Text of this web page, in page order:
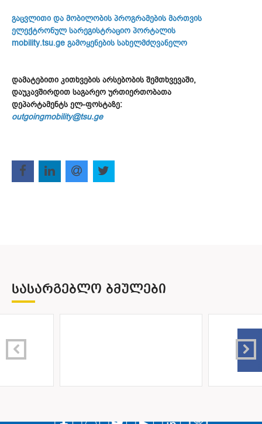
გაცვლითი და მობილობის პროგრამების მართვის
ელექტრონულ სარეგისტრაციო პორტალის
mobility.tsu.ge გამოყენების სახელმძღვანელო
დამატებითი კითხვების არსებობის შემთხვევაში,
დაუკავშირდით საგარეო ურთიერთობათა
დეპარტამენტს ელ-ფოსტაზე:
outgoingmobility@tsu.ge
ᲡᲐᲡᲐᲠᲒᲔᲑᲚᲝ ᲑᲛᲣᲚᲔᲑᲘ